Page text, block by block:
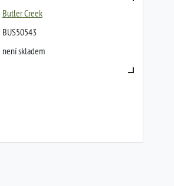
Butler Creek
BUS50543
není skladem